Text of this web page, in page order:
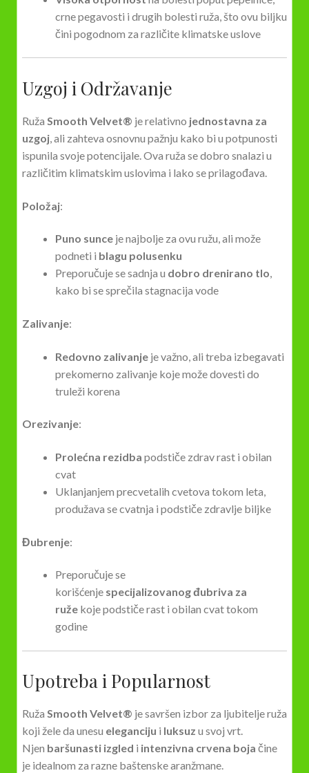
crne pegavosti i drugih bolesti ruža, što ovu biljku
čini pogodnom za različite klimatske uslove
Uzgoj i Održavanje
Ruža Smooth Velvet® je relativno jednostavna za
uzgoj, ali zahteva osnovnu pažnju kako bi u potpunosti
ispunila svoje potencijale. Ova ruža se dobro snalazi u
različitim klimatskim uslovima i lako se prilagođava.
Položaj:
Puno sunce je najbolje za ovu ružu, ali može
podneti i blagu polusenku
Preporučuje se sadnja u dobro drenirano tlo,
kako bi se sprečila stagnacija vode
Zalivanje:
Redovno zalivanje je važno, ali treba izbegavati
prekomerno zalivanje koje može dovesti do
truleži korena
Orezivanje:
Prolećna rezidba podstiče zdrav rast i obilan
cvat
Uklanjanjem precvetalih cvetova tokom leta,
produžava se cvatnja i podstiče zdravlje biljke
Đubrenje:
Preporučuje se
korišćenje specijalizovanog đubriva za
ruže koje podstiče rast i obilan cvat tokom
godine
Upotreba i Popularnost
Ruža Smooth Velvet® je savršen izbor za ljubitelje ruža
koji žele da unesu eleganciju i luksuz u svoj vrt.
Njen baršunasti izgled i intenzivna crvena boja čine
je idealnom za razne baštenske aranžmane.